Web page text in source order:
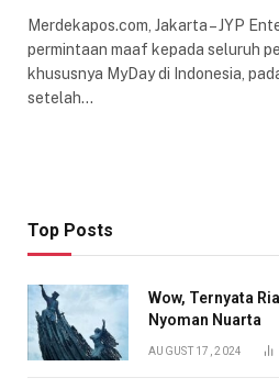
Merdekapos.com, Jakarta – JYP
permintaan maaf kepada seluruh
khususnya MyDay di Indonesia,
setelah…
Top Posts
Wow, Ternyata
Nyoman Nuarta
AUGUST 17, 2024